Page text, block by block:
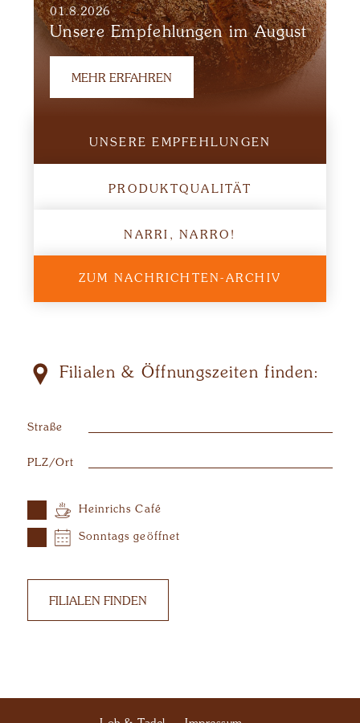
UNSERE EMPFEHLUNGEN
PRODUKTQUALITÄT
NARRI, NARRO!
ZUM NACHRICHTEN-ARCHIV
01.8.2026
Unsere Empfehlungen im August
MEHR ERFAHREN
Filialen & Öffnungszeiten finden:
Straße
PLZ/Ort
Heinrichs Café
Sonntags geöffnet
FILIALEN FINDEN